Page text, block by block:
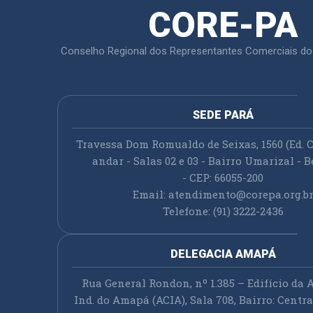
CORE-PA
Conselho Regional dos Representantes Comerciais
SEDE PARÁ
Travessa Dom Romualdo de Seixas, 1560 (Ed.
andar - Salas 02 e 03 - Bairro Umarizal -
- CEP: 66055-200
Email: atendimento@corepa.org.br
Telefone: (91) 3222-2436
DELEGACIA AMAPÁ
Rua General Rondon, nº 1.385 – Edifício da
Ind. do Amapá (ACIA), Sala 708, Bairro: